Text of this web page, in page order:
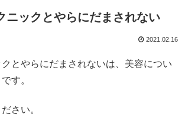
ニックとやらにだまされない
2021.02.16
とやらにだまされないは、美容につい
す。
さい。